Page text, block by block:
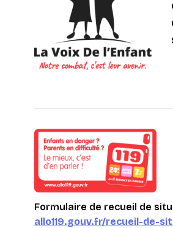
Formulaire de recueil de
allo119.gouv.fr/recueil-de-